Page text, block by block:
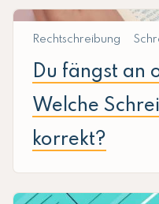
Rechtschreibung
Du fängst an
Welche
korrekt?